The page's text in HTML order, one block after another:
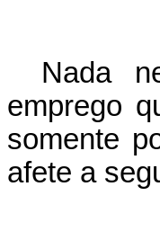
Nada
emprego
somente
afete a